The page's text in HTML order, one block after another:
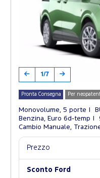
1/7
Pronta Consegna Per
Monovolume, 5 porte
Benzina, Euro 6d-temp
Cambio Manuale,
Prezzo
Sconto Ford